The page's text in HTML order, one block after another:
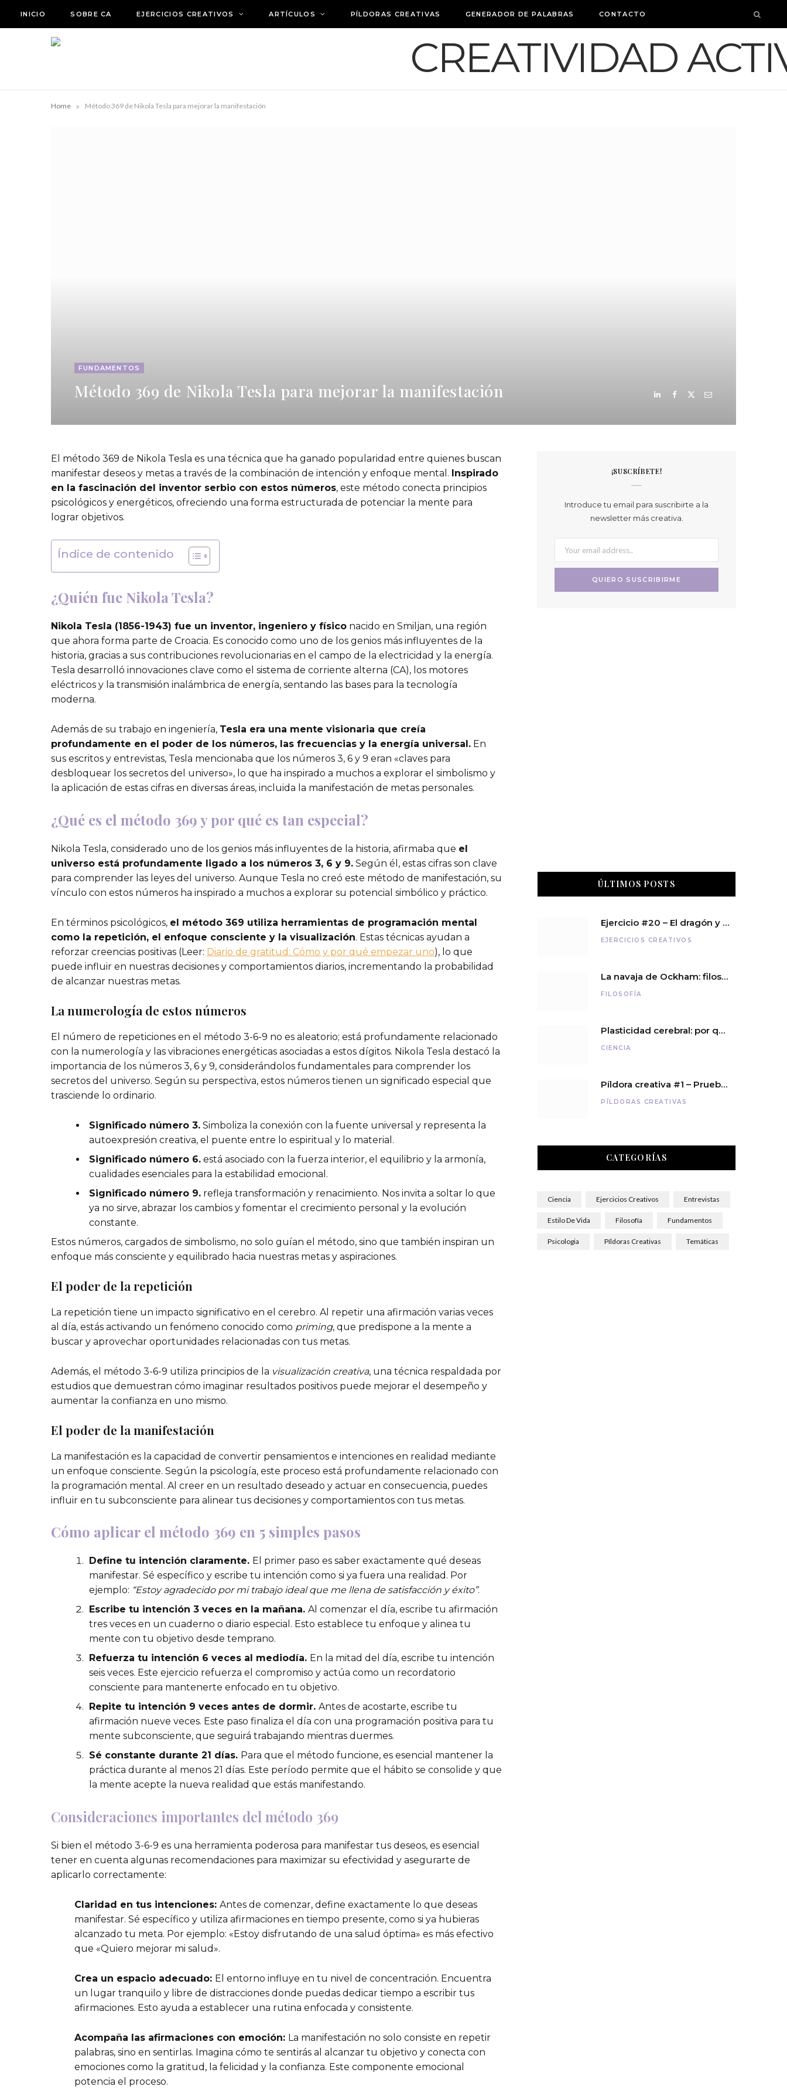
INICIO SOBRE CA EJERCICIOS CREATIVOS ARTÍCULOS PÍLDORAS CREATIVAS GENERADOR DE PALABRAS CONTACTO
Home » Método 369 de Nikola Tesla para mejorar la manifestación
FUNDAMENTOS
Método 369 de Nikola Tesla para mejorar la manifestación
El método 369 de Nikola Tesla es una técnica que ha ganado popularidad entre quienes buscan
manifestar deseos y metas a través de la combinación de intención y enfoque mental. Inspirado
en la fascinación del inventor serbio con estos números, este método conecta principios
psicológicos y energéticos, ofreciendo una forma estructurada de potenciar la mente para
lograr objetivos.
Índice de contenido
¿Quién fue Nikola Tesla?
Nikola Tesla (1856-1943) fue un inventor, ingeniero y físico nacido en Smiljan, una región
que ahora forma parte de Croacia. Es conocido como uno de los genios más influyentes de la
historia, gracias a sus contribuciones revolucionarias en el campo de la electricidad y la energía.
Tesla desarrolló innovaciones clave como el sistema de corriente alterna (CA), los motores
eléctricos y la transmisión inalámbrica de energía, sentando las bases para la tecnología
moderna.
Además de su trabajo en ingeniería, Tesla era una mente visionaria que creía
profundamente en el poder de los números, las frecuencias y la energía universal. En
sus escritos y entrevistas, Tesla mencionaba que los números 3, 6 y 9 eran «claves para
desbloquear los secretos del universo», lo que ha inspirado a muchos a explorar el simbolismo y
la aplicación de estas cifras en diversas áreas, incluida la manifestación de metas personales.
¿Qué es el método 369 y por qué es tan especial?
Nikola Tesla, considerado uno de los genios más influyentes de la historia, afirmaba que el
universo está profundamente ligado a los números 3, 6 y 9. Según él, estas cifras son clave
para comprender las leyes del universo. Aunque Tesla no creó este método de manifestación, su
vínculo con estos números ha inspirado a muchos a explorar su potencial simbólico y práctico.
En términos psicológicos, el método 369 utiliza herramientas de programación mental
como la repetición, el enfoque consciente y la visualización. Estas técnicas ayudan a
reforzar creencias positivas (Leer: Diario de gratitud: Cómo y por qué empezar uno), lo que
puede influir en nuestras decisiones y comportamientos diarios, incrementando la probabilidad
de alcanzar nuestras metas.
La numerología de estos números
El número de repeticiones en el método 3-6-9 no es aleatorio; está profundamente relacionado
con la numerología y las vibraciones energéticas asociadas a estos dígitos. Nikola Tesla destacó la
importancia de los números 3, 6 y 9, considerándolos fundamentales para comprender los
secretos del universo. Según su perspectiva, estos números tienen un significado especial que
trasciende lo ordinario.
Significado número 3. Simboliza la conexión con la fuente universal y representa la
autoexpresión creativa, el puente entre lo espiritual y lo material.
Significado número 6. está asociado con la fuerza interior, el equilibrio y la armonía,
cualidades esenciales para la estabilidad emocional.
Significado número 9. refleja transformación y renacimiento. Nos invita a soltar lo que
ya no sirve, abrazar los cambios y fomentar el crecimiento personal y la evolución
constante.
Estos números, cargados de simbolismo, no solo guían el método, sino que también inspiran un
enfoque más consciente y equilibrado hacia nuestras metas y aspiraciones.
El poder de la repetición
La repetición tiene un impacto significativo en el cerebro. Al repetir una afirmación varias veces
al día, estás activando un fenómeno conocido como priming, que predispone a la mente a
buscar y aprovechar oportunidades relacionadas con tus metas.
Además, el método 3-6-9 utiliza principios de la visualización creativa, una técnica respaldada por
estudios que demuestran cómo imaginar resultados positivos puede mejorar el desempeño y
aumentar la confianza en uno mismo.
El poder de la manifestación
La manifestación es la capacidad de convertir pensamientos e intenciones en realidad mediante
un enfoque consciente. Según la psicología, este proceso está profundamente relacionado con
la programación mental. Al creer en un resultado deseado y actuar en consecuencia, puedes
influir en tu subconsciente para alinear tus decisiones y comportamientos con tus metas.
Cómo aplicar el método 369 en 5 simples pasos
Define tu intención claramente. El primer paso es saber exactamente qué deseas
manifestar. Sé específico y escribe tu intención como si ya fuera una realidad. Por
ejemplo: “Estoy agradecido por mi trabajo ideal que me llena de satisfacción y éxito”.
Escribe tu intención 3 veces en la mañana. Al comenzar el día, escribe tu afirmación
tres veces en un cuaderno o diario especial. Esto establece tu enfoque y alinea tu
mente con tu objetivo desde temprano.
Refuerza tu intención 6 veces al mediodía. En la mitad del día, escribe tu intención
seis veces. Este ejercicio refuerza el compromiso y actúa como un recordatorio
consciente para mantenerte enfocado en tu objetivo.
Repite tu intención 9 veces antes de dormir. Antes de acostarte, escribe tu
afirmación nueve veces. Este paso finaliza el día con una programación positiva para tu
mente subconsciente, que seguirá trabajando mientras duermes.
Sé constante durante 21 días. Para que el método funcione, es esencial mantener la
práctica durante al menos 21 días. Este período permite que el hábito se consolide y que
la mente acepte la nueva realidad que estás manifestando.
Consideraciones importantes del método 369
Si bien el método 3-6-9 es una herramienta poderosa para manifestar tus deseos, es esencial
tener en cuenta algunas recomendaciones para maximizar su efectividad y asegurarte de
aplicarlo correctamente:
Claridad en tus intenciones: Antes de comenzar, define exactamente lo que deseas
manifestar. Sé específico y utiliza afirmaciones en tiempo presente, como si ya hubieras
alcanzado tu meta. Por ejemplo: «Estoy disfrutando de una salud óptima» es más efectivo
que «Quiero mejorar mi salud».
Crea un espacio adecuado: El entorno influye en tu nivel de concentración. Encuentra
un lugar tranquilo y libre de distracciones donde puedas dedicar tiempo a escribir tus
afirmaciones. Esto ayuda a establecer una rutina enfocada y consistente.
Acompaña las afirmaciones con emoción: La manifestación no solo consiste en repetir
palabras, sino en sentirlas. Imagina cómo te sentirás al alcanzar tu objetivo y conecta con
emociones como la gratitud, la felicidad y la confianza. Este componente emocional
potencia el proceso.
¡SUSCRÍBETE!
Introduce tu email para suscribirte a la
newsletter más creativa.
ÚLTIMOS POSTS
Ejercicio #20 – El dragón y el caballero
EJERCICIOS CREATIVOS
La navaja de Ockham: filosofía para pensar con sencillez
FILOSOFÍA
Plasticidad cerebral: por qué el cerebro nunca deja de aprender
CIENCIA
Píldora creativa #1 – Prueba nuevas experiencias
PÍLDORAS CREATIVAS
CATEGORÍAS
Ciencia Ejercicios Creativos Entrevistas
Estilo De Vida Filosofía Fundamentos
Psicologia Píldoras Creativas Temáticas